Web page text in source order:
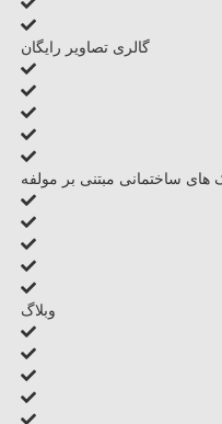
گالری تصاویر رایگان
های ساختمانی مبتنی بر مولفه
وبلاگ